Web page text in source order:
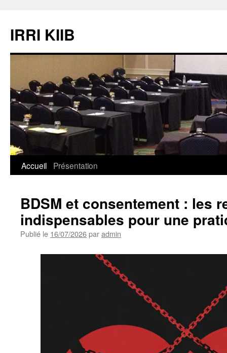
contenu
IRRI KIIB
Accueil Présentation
BDSM et consentement : les
indispensables pour une
Publié le 16/07/2026paradmin